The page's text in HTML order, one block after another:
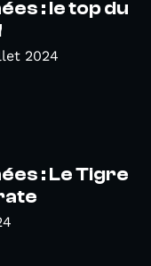
: le top du
2024
: Le Tigre